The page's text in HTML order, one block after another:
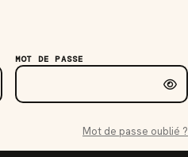
MOT DE PASSE
Mot de passe oublié ?